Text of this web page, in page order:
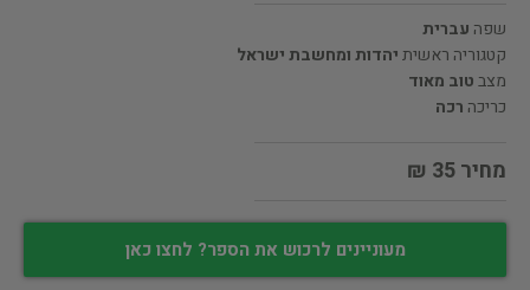
שפה עברית
קטגוריה ראשיתיהדות ומחשבת ישראל
מצבטוב מאוד
כריכה רכה
מחיר 35 ₪
מעוניינים לרכוש את הספר? לחצו כאן